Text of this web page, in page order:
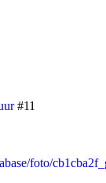
#11
foto/